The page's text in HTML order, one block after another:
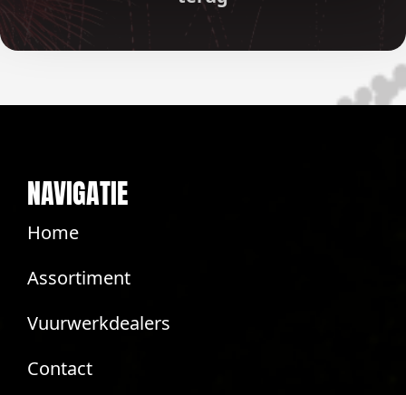
NAVIGATIE
Home
Assortiment
Vuurwerkdealers
Contact